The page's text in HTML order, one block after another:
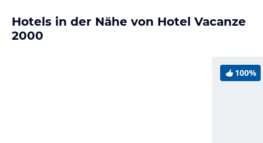
Hotels in der Nähe von Hotel Vacanze
2000
100%